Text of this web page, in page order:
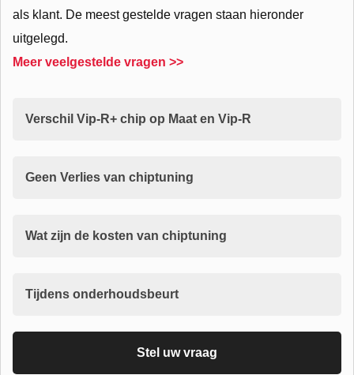
als klant. De meest gestelde vragen staan hieronder
uitgelegd.
Meer veelgestelde vragen >>
Verschil Vip-R+ chip op Maat en Vip-R
Geen Verlies van chiptuning
Wat zijn de kosten van chiptuning
Tijdens onderhoudsbeurt
Stel uw vraag